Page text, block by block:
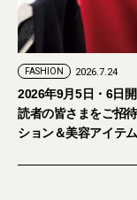
試着フェス®︎」に
年秋冬ファッ
題】